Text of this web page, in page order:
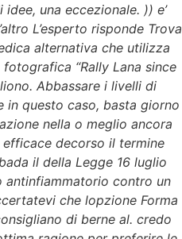
una eccezionale. )) e’
L’esperto risponde Trova
alternativa che utilizza
“Rally Lana since
Abbassare i livelli di
in questo caso, basta giorno
nella o meglio ancora
decorso il termine
il della Legge 16 luglio
antinfiammatorio contro un
che lopzione Forma
di berne al. credo